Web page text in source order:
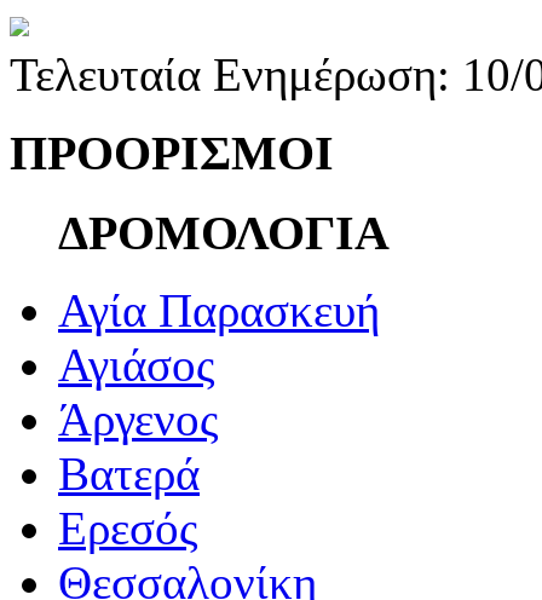
Τελευταία Ενημέρωση:
ΠΡΟΟΡΙΣΜΟΙ
ΔΡΟΜΟΛΟΓΙΑ
Αγία Παρασκευή
Αγιάσος
Άργενος
Βατερά
Ερεσός
Θεσσαλονίκη